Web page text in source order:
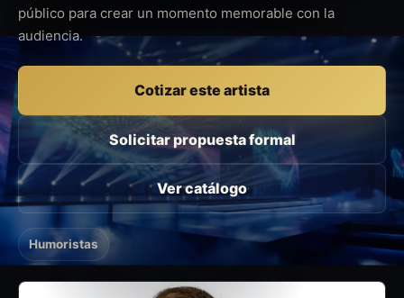
público para crear un momento memorable con la
audiencia.
Cotizar este artista
Solicitar propuesta formal
Ver catálogo
Humoristas